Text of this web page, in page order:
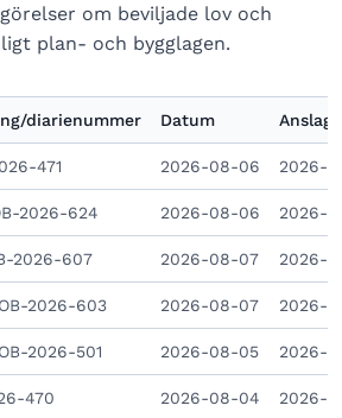
om beviljade lov och
plan- och bygglagen.
diarienummer Datum
471 2026-08-06 2026-
2026-624 2026-08-06 2026-
2026-607 2026-08-07 2026-
2026-603 2026-08-07 2026-
2026-501 2026-08-05 2026-
470 2026-08-04 2026-